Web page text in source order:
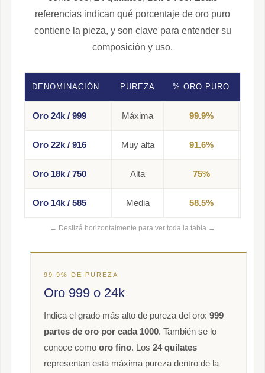
referencias indican qué porcentaje de oro puro
contiene la pieza, y son clave para entender su
composición y uso.
DENOMINACIÓN PUREZA % ORO PURO
Oro 24k / 999 Máxima 99.9%
Oro 22k / 916 Muy alta 91.6%
Oro 18k / 750 Alta 75%
Oro 14k / 585 Media 58.5%
← Deslizá horizontalmente para ver toda la tabla →
99.9% DE PUREZA
Oro 999 o 24k
Indica el grado más alto de pureza del oro: 999
partes de oro por cada 1000. También se lo
conoce como oro fino. Los 24 quilates
representan esta máxima pureza dentro de la